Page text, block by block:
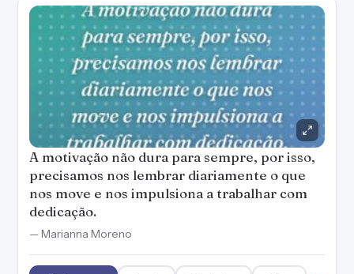
A motivação não dura para sempre, por isso,
precisamos nos lembrar diariamente o que
nos move e nos impulsiona a trabalhar com
dedicação.
— Marianna Moreno